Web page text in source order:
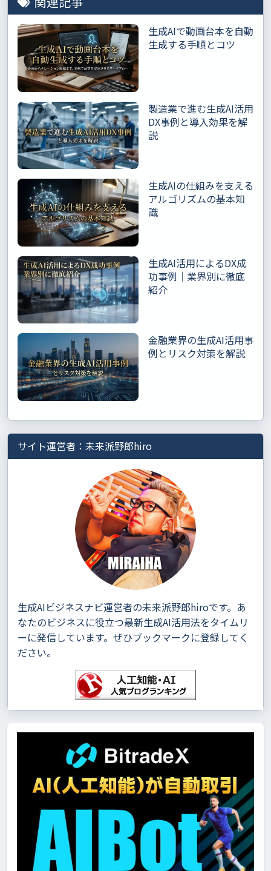
生成AIで動画台本を自動
生成する手順とコツ
製造業で進む生成AI活用
DX事例と導入効果を解
説
生成AIの仕組みを支える
アルゴリズムの基本知
識
生成AI活用によるDX成
功事例｜業界別に徹底
紹介
金融業界の生成AI活用事
例とリスク対策を解説
サイト運営者：未来派野郎hiro
生成AIビジネスナビ運営者の未来派野郎hiroです。あ
なたのビジネスに役立つ最新生成AI活用法をタイムリ
ーに発信しています。ぜひブックマークに登録してく
ださい。